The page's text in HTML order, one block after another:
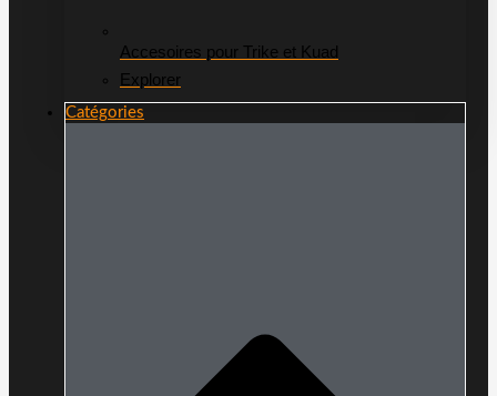
Accesoires pour Trike et Kuad
Explorer
Catégories